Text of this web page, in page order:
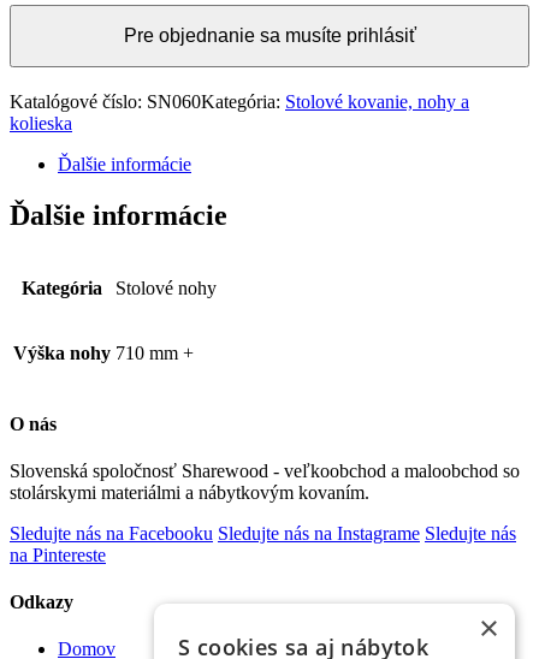
Pre objednanie sa musíte prihlásiť
Katalógové číslo: SN060Kategória: Stolové kovanie, nohy a
kolieska
Ďalšie informácie
Ďalšie informácie
Kategória Stolové nohy
Výška nohy 710 mm +
O nás
Slovenská spoločnosť Sharewood - veľkoobchod a maloobchod so
stolárskymi materiálmi a nábytkovým kovaním.
Sledujte nás na Facebooku Sledujte nás na Instagrame Sledujte nás
na Pintereste
Odkazy
Domov
×
S cookies sa aj nábytok